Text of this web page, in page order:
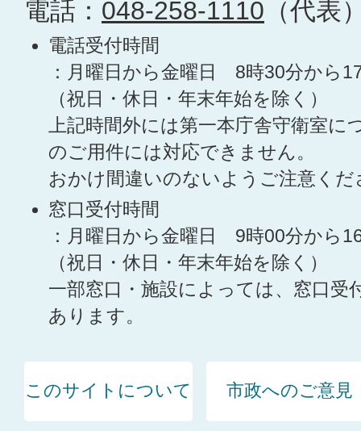
電話： 048-258-1110 （代表
電話受付時間
：月曜日から金曜日 8時30分から
（祝日・休日・年末年始を除く）
上記時間外には第一本庁舎守衛室に
のご用件には対応できません。
おかけ間違いのないようご注意くだ
窓口受付時間
：月曜日から金曜日 9時00分から
（祝日・休日・年末年始を除く）
一部窓口・施設によっては、窓口受
あります。
このサイトについて 市政へのご意見